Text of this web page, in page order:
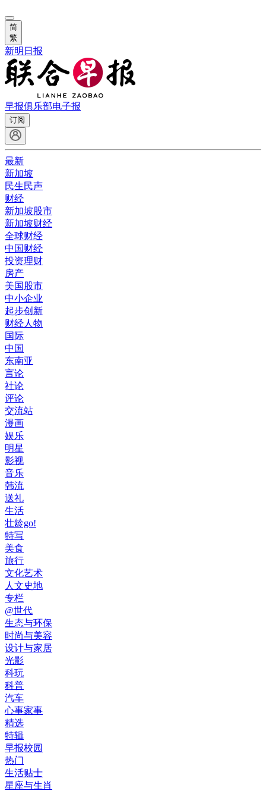
简
繁
新明日报
早报俱乐部电子报
订阅
最新
新加坡
民生民声
财经
新加坡股市
新加坡财经
全球财经
中国财经
投资理财
房产
美国股市
中小企业
起步创新
财经人物
国际
中国
东南亚
言论
社论
评论
交流站
漫画
娱乐
明星
影视
音乐
韩流
送礼
生活
壮龄go!
特写
美食
旅行
文化艺术
人文史地
专栏
@世代
生态与环保
时尚与美容
设计与家居
光影
科玩
科普
汽车
心事家事
精选
特辑
早报校园
热门
生活贴士
星座与生肖